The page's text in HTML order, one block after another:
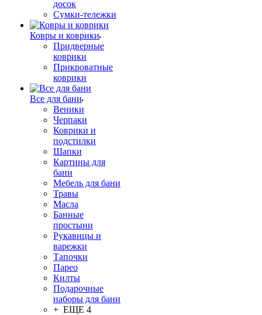
досок
Сумки-тележки
Ковры и коврики
Придверные
коврики
Прикроватные
коврики
Все для бани
Веники
Черпаки
Коврики и
подстилки
Шапки
Картины для
бани
Мебель для бани
Травы
Масла
Банные
простыни
Рукавицы и
варежки
Тапочки
Парео
Килты
Подарочные
наборы для бани
+ ЕЩЕ 4